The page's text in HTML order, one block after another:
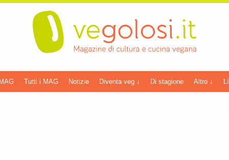
Tutti i MAG Notizie Diventa veg ↓ Di stagione Altro ↓